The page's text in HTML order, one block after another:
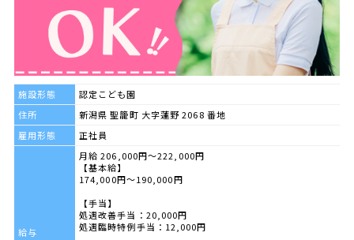
施設形態
認定こども園
住所
新潟県 聖籠町 大字蓮野 2068 番地
雇用形態
正社員
給与
月給 206,000円～222,000円
【基本給】
174,000円～190,000円
【手当】
処遇改善手当：20,000円
処遇臨時特例手当：12,000円